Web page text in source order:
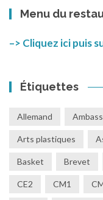
Menu du
–> Cliquez ici puis
Étiquettes
Allemand
Arts plastiques
Basket Brevet
CE2 CM1